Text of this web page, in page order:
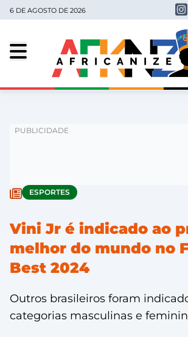
6 DE AGOSTO DE 2026
ESPORTES
Vini Jr é indicado ao
melhor do mundo no
Best 2024
Outros brasileiros foram
categorias masculinas e